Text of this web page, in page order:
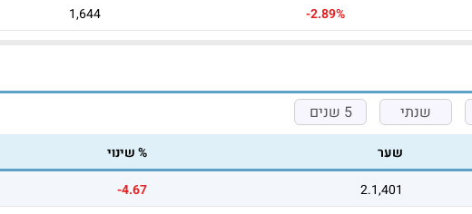
-2.89%
1,644
שנתי 5 שנים
שער
% שינוי
2.1,401
-4.67